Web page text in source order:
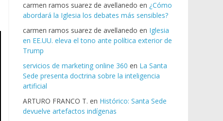
carmen ramos suarez de avellanedo en ¿Cómo
abordará la Iglesia los debates más sensibles?
carmen ramos suarez de avellanedo en Iglesia
en EE.UU. eleva el tono ante política exterior de
Trump
servicios de marketing online 360 en La Santa
Sede presenta doctrina sobre la inteligencia
artificial
ARTURO FRANCO T. en Histórico: Santa Sede
devuelve artefactos indígenas